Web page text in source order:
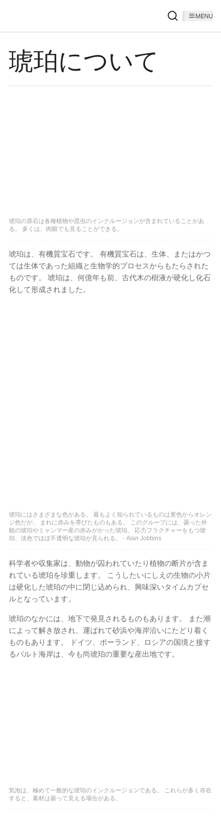
MENU
琥珀について
琥珀の原石は各種植物や昆虫のインクルージョンが含まれていることがあ
る。 多くは、肉眼でも見ることができる。
琥珀は、有機質宝石です。 有機質宝石は、生体、またはかつ
ては生体であった組織と生物学的プロセスからもたらされた
ものです。 琥珀は、何億年も前、古代木の樹液が硬化し化石
化して形成されました。
琥珀にはさまざまな色がある。 最もよく​​知られているものは黄色からオレン
ジ色だが、 まれに赤みを帯びたものもある。 このグループには、曇った外
観の琥珀やミャンマー産の赤みがかった琥珀、 応力フラクチャーをもつ琥
珀、淡色でほぼ不透明な琥珀が見られる。 - Alan Jobbins
科学者や収集家は、動物が囚われていたり植物の断片が含ま
れている琥珀を珍重します。 こうしたいにしえの生物の小片
は硬化した琥珀の中に閉じ込められ、興味深いタイムカプセ
ルとなっています。
琥珀のなかには、地下で発見されるものもあります。 また潮
によって解き放され、運ばれて砂浜や海岸沿いにたどり着く
ものもあります。 ドイツ、ポーランド、ロシアの国境と接す
るバルト海岸は、今も尚琥珀の重要な産出地です。
気泡は、極めて一般的な琥珀のインクルージョンである。 これらが多く存在
すると、素材は曇って見える場合がある。